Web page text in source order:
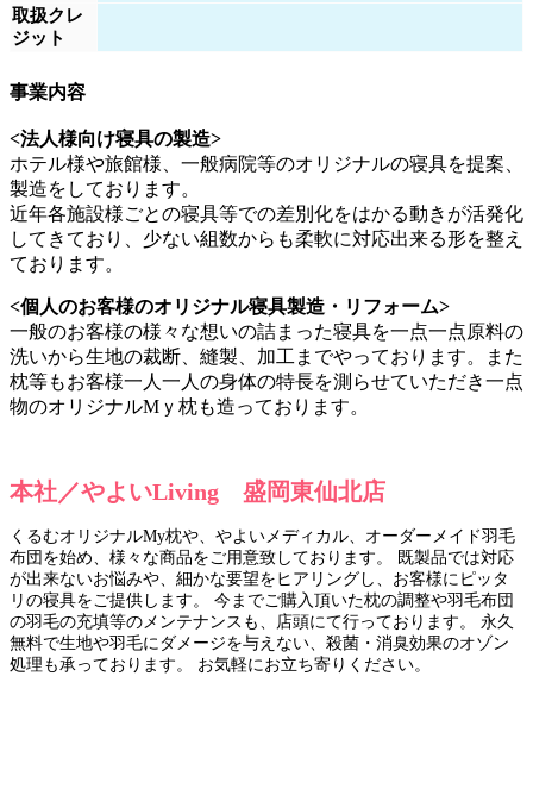
取扱クレ
ジット
事業内容
<法人様向け寝具の製造>
ホテル様や旅館様、一般病院等のオリジナルの寝具を提案、
製造をしております。
近年各施設様ごとの寝具等での差別化をはかる動きが活発化
してきており、少ない組数からも柔軟に対応出来る形を整え
ております。
<個人のお客様のオリジナル寝具製造・リフォーム>
一般のお客様の様々な想いの詰まった寝具を一点一点原料の
洗いから生地の裁断、縫製、加工までやっております。
また
枕等もお客様一人一人の身体の特長を測らせていただき一点
物のオリジナルMｙ枕も造っております。
本社／やよいLiving 盛岡東仙北店
くるむオリジナルMy枕や、やよいメディカル、オーダーメイド羽毛
布団を始め、様々な商品をご用意致しております。 既製品では対応
が出来ないお悩みや、細かな要望をヒアリングし、お客様にピッタ
リの寝具をご提供します。 今までご購入頂いた枕の調整や羽毛布団
の羽毛の充填等のメンテナンスも、店頭にて行っております。 永久
無料で生地や羽毛にダメージを与えない、殺菌・消臭効果のオゾン
処理も承っております。 お気軽にお立ち寄りください。